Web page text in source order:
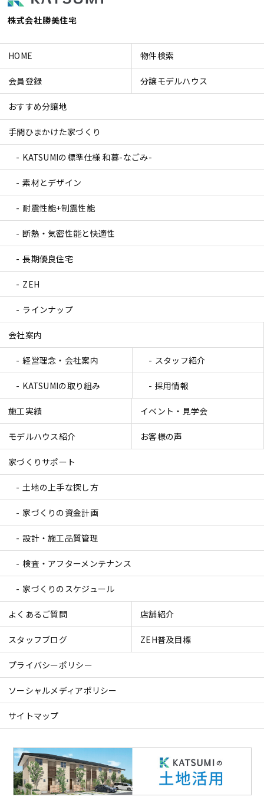
株式会社勝美住宅
HOME 物件検索
会員登録 分譲モデルハウス
おすすめ分譲地
手間ひまかけた家づくり
KATSUMIの標準仕様 和暮-なごみ-
素材とデザイン
耐震性能+制震性能
断熱・気密性能と快適性
長期優良住宅
ZEH
ラインナップ
会社案内
経営理念・会社案内 スタッフ紹介
KATSUMIの取り組み 採用情報
施工実績 イベント・見学会
モデルハウス紹介 お客様の声
家づくりサポート
土地の上手な探し方
家づくりの資金計画
設計・施工品質管理
検査・アフターメンテナンス
家づくりのスケジュール
よくあるご質問 店舗紹介
スタッフブログ ZEH普及目標
プライバシーポリシー
ソーシャルメディアポリシー
サイトマップ